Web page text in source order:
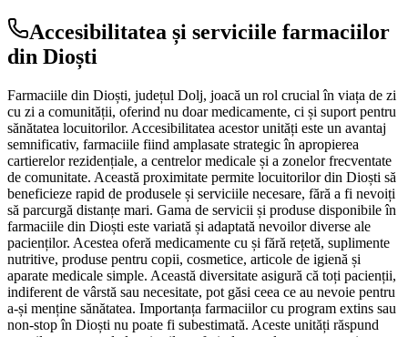
Accesibilitatea și serviciile farmaciilor
din Dioști
Farmaciile din Dioști, județul Dolj, joacă un rol crucial în viața de zi
cu zi a comunității, oferind nu doar medicamente, ci și suport pentru
sănătatea locuitorilor. Accesibilitatea acestor unități este un avantaj
semnificativ, farmaciile fiind amplasate strategic în apropierea
cartierelor rezidențiale, a centrelor medicale și a zonelor frecventate
de comunitate. Această proximitate permite locuitorilor din Dioști să
beneficieze rapid de produsele și serviciile necesare, fără a fi nevoiți
să parcurgă distanțe mari. Gama de servicii și produse disponibile în
farmaciile din Dioști este variată și adaptată nevoilor diverse ale
pacienților. Acestea oferă medicamente cu și fără rețetă, suplimente
nutritive, produse pentru copii, cosmetice, articole de igienă și
aparate medicale simple. Această diversitate asigură că toți pacienții,
indiferent de vârstă sau necesitate, pot găsi ceea ce au nevoie pentru
a-și menține sănătatea. Importanța farmaciilor cu program extins sau
non-stop în Dioști nu poate fi subestimată. Aceste unități răspund